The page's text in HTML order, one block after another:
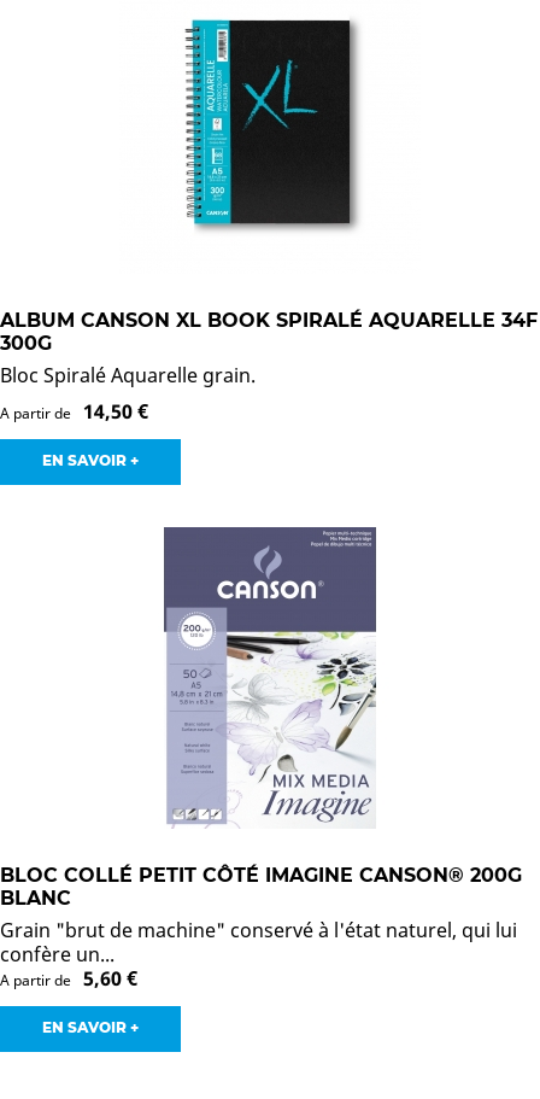
ALBUM CANSON XL BOOK SPIRALÉ AQUARELLE 34F
300G
Bloc Spiralé Aquarelle grain.
A partir de 14,50 €
EN SAVOIR +
BLOC COLLÉ PETIT CÔTÉ IMAGINE CANSON® 200G
BLANC
Grain "brut de machine" conservé à l'état naturel, qui lui
confère un...
A partir de 5,60 €
EN SAVOIR +